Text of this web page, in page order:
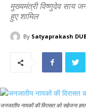
मुख्यमंत्री विष्णुदेव साय
हुए शामिल
By Satyaprakash
जनजातीय नायकों की विरासत को सहेजना